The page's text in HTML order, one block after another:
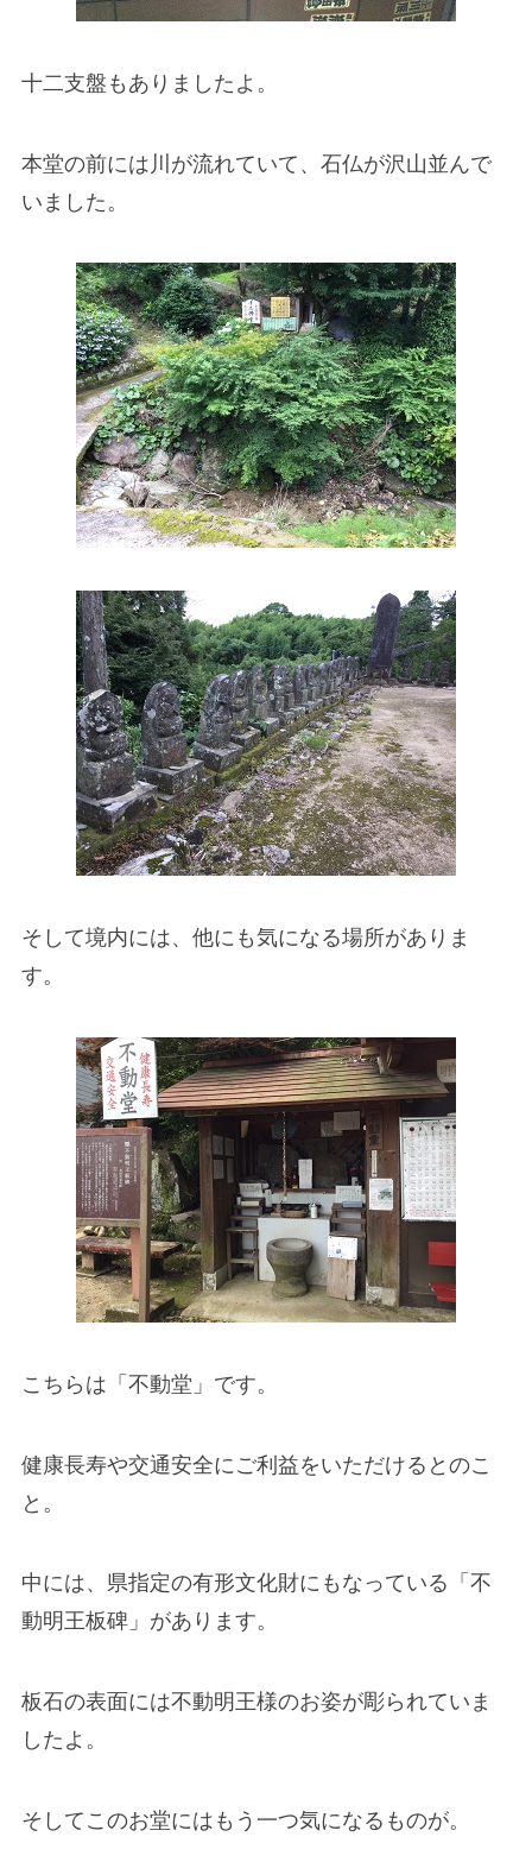
十二支盤もありましたよ。
本堂の前には川が流れていて、石仏が沢山並んで
いました。
そして境内には、他にも気になる場所がありま
す。
こちらは「不動堂」です。
健康長寿や交通安全にご利益をいただけるとのこ
と。
中には、県指定の有形文化財にもなっている「不
動明王板碑」があります。
板石の表面には不動明王様のお姿が彫られていま
したよ。
そしてこのお堂にはもう一つ気になるものが。